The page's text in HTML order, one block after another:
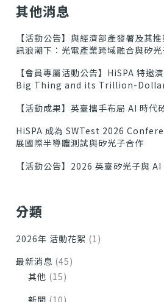
字
其他消息
【活動公告】與經濟部產發署及其
訊浪潮下：光電產業跨域融合與矽
【會員專屬活動公告】HiSPA 特
Big Thing and its Trillion-
【活動成果】英臺攜手布局 AI 時代
HiSPA 成為 SWTest 2026
展國際半導體測試與矽光子合作
【活動公告】2026 英臺矽光子與
分類
2026年 活動花絮 (1)
最新消息 (45)
其他 (15)
新聞 (10)